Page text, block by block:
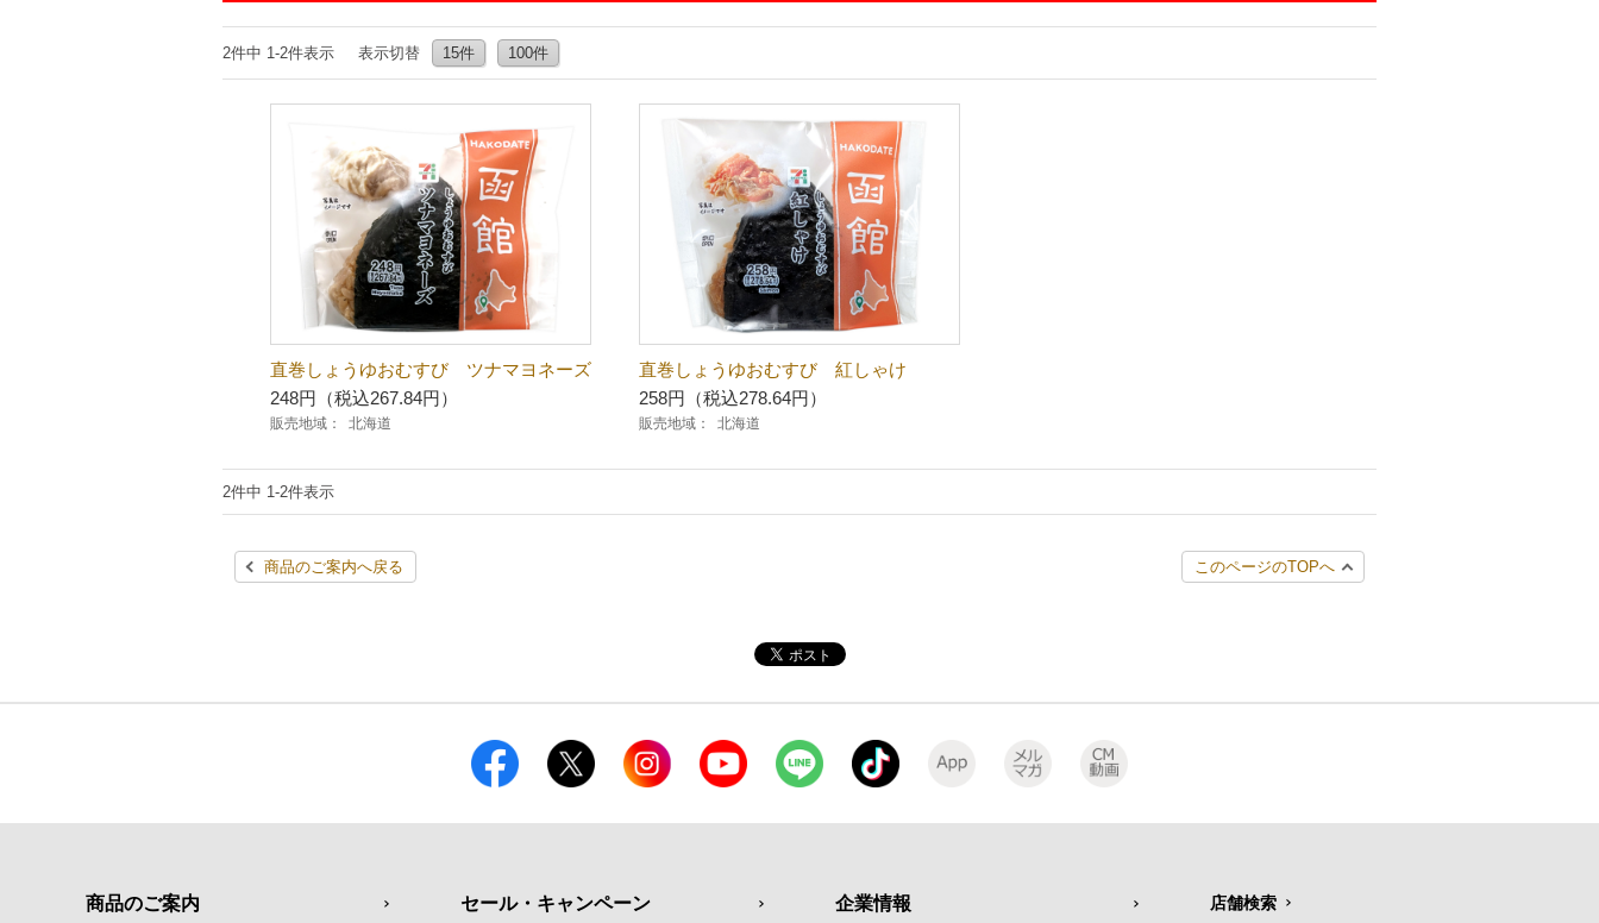
2件中 1-2件表示 表示切替 15件 100件
直巻しょうゆおむすび ツナマヨネーズ
248円（税込267.84円）
販売地域： 北海道
直巻しょうゆおむすび 紅しゃけ
258円（税込278.64円）
販売地域： 北海道
2件中 1-2件表示
商品のご案内へ戻る このページのTOPへ
商品のご案内 セール・キャンペーン 企業情報
店舗検索